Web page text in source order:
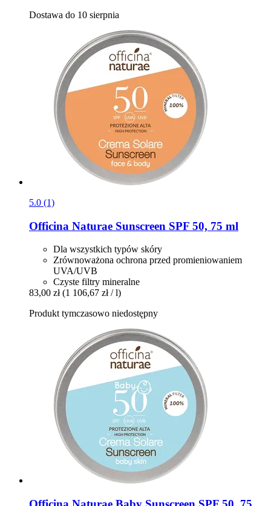
Dostawa do 10 sierpnia
5.0 (1)
Officina Naturae Sunscreen SPF 50, 75 ml
Dla wszystkich typów skóry
Zrównoważona ochrona przed promieniowaniem
UVA/UVB
Czyste filtry mineralne
83,00 zł (1 106,67 zł / l)
Produkt tymczasowo niedostępny